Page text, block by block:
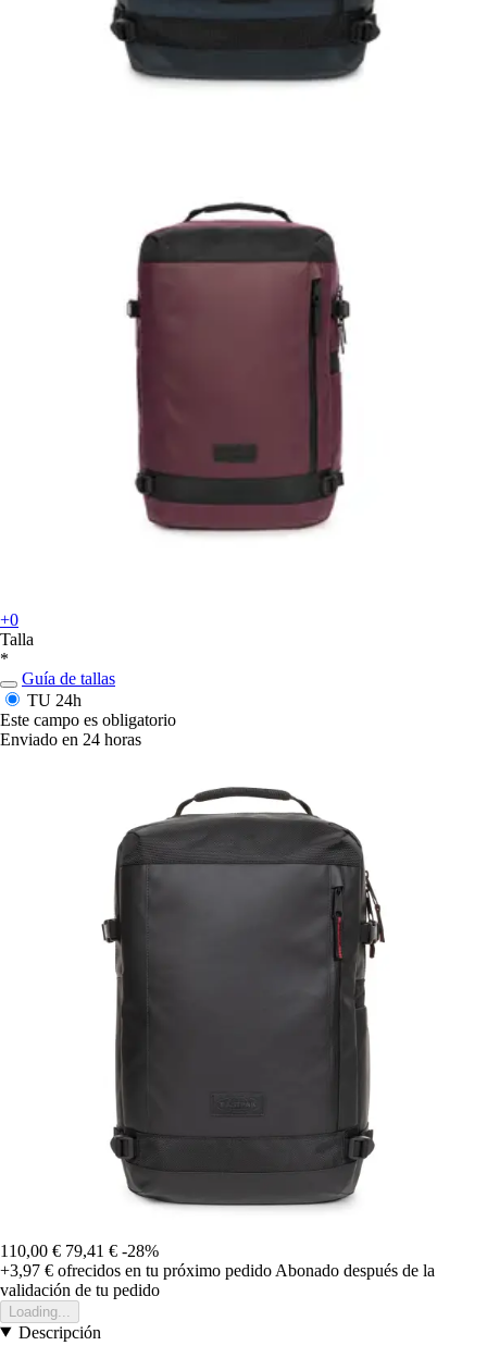
+0
Talla
*
Guía de tallas
TU 24h
Este campo es obligatorio
Enviado en 24 horas
110,00 € 79,41 € -28%
+3,97 € ofrecidos en tu próximo pedido Abonado después de la
validación de tu pedido
Loading...
Descripción